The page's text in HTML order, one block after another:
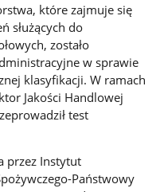
które zajmuje się
służących do
zostało
w sprawie
klasyfikacji. W ramach
Jakości Handlowej
test
przez Instytut
Państwowy